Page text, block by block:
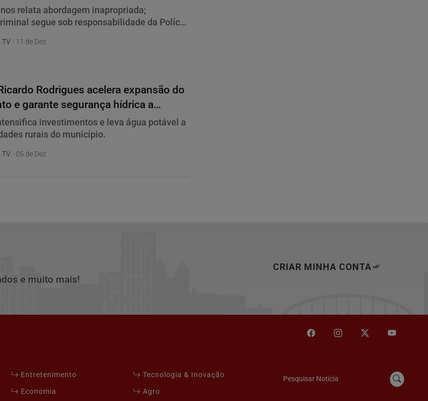
administrativo
relata abordagem inapropriada;
segue sob responsabilidade da Polícia
TV- 11 de Dez
Rodrigues acelera expansão do
e garante segurança hídrica a
do Morro
investimentos e leva água potável a
rurais do município.
TV- 05 de Dez
e muito mais!
CRIAR MINHA CONTA
Entretenimento
Tecnologia & Inovação
Economia
Agro
Pesquisar Notícia